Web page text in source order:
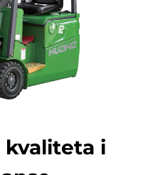
kvaliteta i